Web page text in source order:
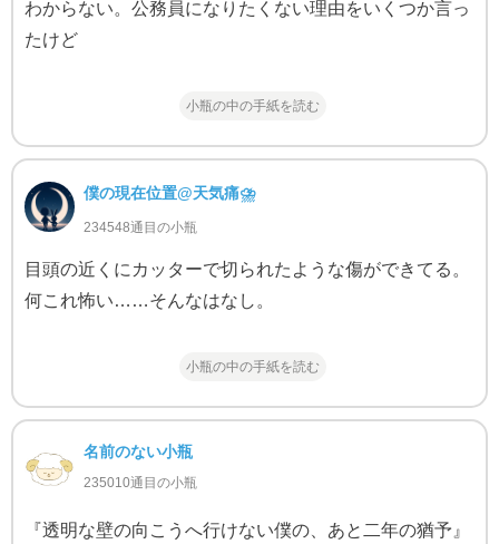
わからない。公務員になりたくない理由をいくつか言っ
たけど
小瓶の中の手紙を読む
僕の現在位置@天気痛⛈
234548通目の小瓶
目頭の近くにカッターで切られたような傷ができてる。
何これ怖い……そんなはなし。
小瓶の中の手紙を読む
名前のない小瓶
235010通目の小瓶
『透明な壁の向こうへ行けない僕の、あと二年の猶予』